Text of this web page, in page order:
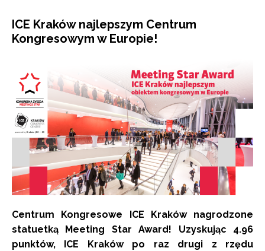
ICE Kraków najlepszym Centrum
Kongresowym w Europie!
Centrum Kongresowe ICE Kraków nagrodzone
statuetką Meeting Star Award! Uzyskując 4.96
punktów, ICE Kraków po raz drugi z rzędu